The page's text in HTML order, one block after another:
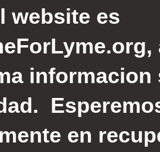
website es
informacion
en